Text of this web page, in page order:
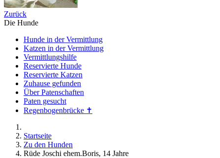
Zurück
Die Hunde
Hunde in der Vermittlung
Katzen in der Vermittlung
Vermittlungshilfe
Reservierte Hunde
Reservierte Katzen
Zuhause gefunden
Über Patenschaften
Paten gesucht
Regenbogenbrücke ✝
Startseite
Zu den Hunden
Rüde Joschi ehem.Boris, 14 Jahre